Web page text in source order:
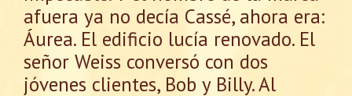
afuera ya no decía Cassé, ahora era:
Áurea. El edificio lucía renovado. El
señor Weiss conversó con dos
jóvenes clientes, Bob y Billy. Al